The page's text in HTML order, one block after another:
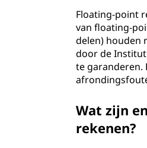
Floating-point
van floating-
delen) houden
door de
te garanderen.
Wat zijn
rekenen?